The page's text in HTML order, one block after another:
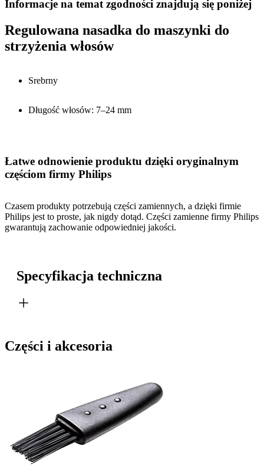
Informacje na temat zgodności znajdują się poniżej
Regulowana nasadka do maszynki do
strzyżenia włosów
Srebrny
Długość włosów: 7–24 mm
Łatwe odnowienie produktu dzięki oryginalnym
częściom firmy Philips
Czasem produkty potrzebują części zamiennych, a dzięki firmie
Philips jest to proste, jak nigdy dotąd. Części zamienne firmy Philips
gwarantują zachowanie odpowiedniej jakości.
Specyfikacja techniczna
Części i akcesoria